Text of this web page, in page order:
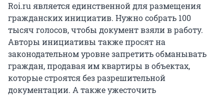
Roi.ru является единственной для размещения
гражданских инициатив. Нужно собрать 100
тысяч голосов, чтобы документ взяли в работу.
Авторы инициативы также просят на
законодательном уровне запретить обманывать
граждан, продавая им квартиры в объектах,
которые строятся без разрешительной
документации. А также ужесточить